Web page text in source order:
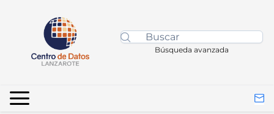
Búsqueda avanzada